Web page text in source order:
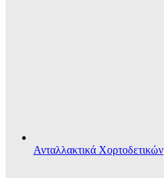
Ανταλλακτικά Χορτοδετικών